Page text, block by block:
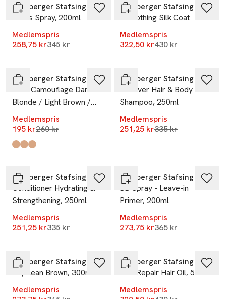
Lernberger Stafsing
Gloss Spray, 200ml
Medlemspris
258,75 krLägsta pris 30 dagar
345 kr
Lernberger Stafsing
Smoothing Silk Coat
Medlemspris
322,50 krLägsta pris 30
430 kr
Lernberger Stafsing
Root Camouflage Dark
Blonde / Light Brown /
Dark Brown, 80ml
Medlemspris
195 krLägsta pris 30 dagar
260 kr
Produkten finns i färgerna:
Light Brown
Dark Brown
Dark Blonde
Lernberger Stafsing
All-Over Hair & Body
Shampoo, 250ml
Medlemspris
251,25 krLägsta pris 30
335 kr
Lernberger Stafsing
Conditioner Hydrating &
Strengthening, 250ml
Medlemspris
251,25 krLägsta pris 30 dagar
335 kr
Lernberger Stafsing
BB Spray - Leave-in
Primer, 200ml
Medlemspris
273,75 krLägsta pris 30
365 kr
Lernberger Stafsing
Dryclean Brown, 300ml
Medlemspris
Lernberger Stafsing
Rich Repair Hair Oil, 50ml
Medlemspris